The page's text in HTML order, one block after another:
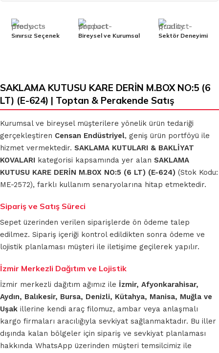
Sınırsız Seçenek Bireysel ve Kurumsal Sektör Deneyimi
SAKLAMA KUTUSU KARE DERİN M.BOX NO:5 (6
LT) (E-624) | Toptan & Perakende Satış
Kurumsal ve bireysel müşterilere yönelik ürün tedariği
gerçekleştiren Censan Endüstriyel, geniş ürün portföyü ile
hizmet vermektedir. SAKLAMA KUTULARI & BAKLİYAT
KOVALARI kategorisi kapsamında yer alan SAKLAMA
KUTUSU KARE DERİN M.BOX NO:5 (6 LT) (E-624) (Stok Kodu:
ME-2572), farklı kullanım senaryolarına hitap etmektedir.
Sipariş ve Satış Süreci
Sepet üzerinden verilen siparişlerde ön ödeme talep
edilmez. Sipariş içeriği kontrol edildikten sonra ödeme ve
lojistik planlaması müşteri ile iletişime geçilerek yapılır.
İzmir Merkezli Dağıtım ve Lojistik
İzmir merkezli dağıtım ağımız ile İzmir, Afyonkarahisar,
Aydın, Balıkesir, Bursa, Denizli, Kütahya, Manisa, Muğla ve
Uşak illerine kendi araç filomuz, ambar veya anlaşmalı
kargo firmaları aracılığıyla sevkiyat sağlanmaktadır. Bu iller
dışında kalan bölgeler için sipariş ve sevkiyat planlaması
hakkında WhatsApp üzerinden müşteri temsilcimiz ile